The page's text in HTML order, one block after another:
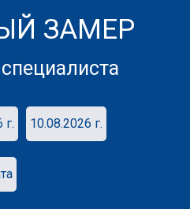
ЗАМЕР
г. 10.08.2026 г.